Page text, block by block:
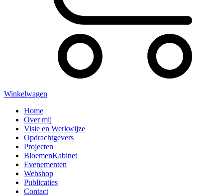
Winkelwagen
Home
Over mij
Visie en Werkwijze
Opdrachtgevers
Projecten
BloemenKabinet
Evenementen
Webshop
Publicaties
Contact